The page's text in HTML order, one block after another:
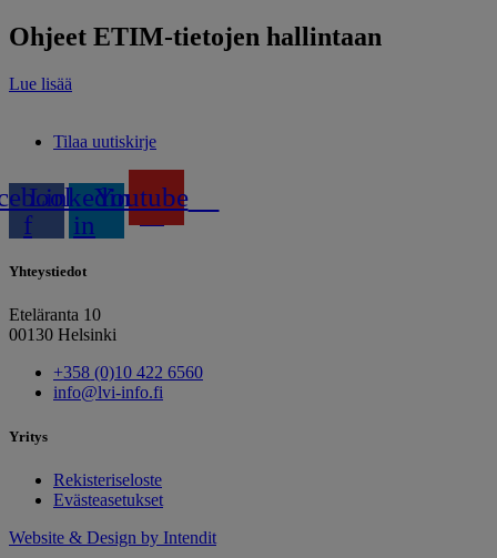
Ohjeet ETIM-tietojen hallintaan
Lue lisää
Tilaa uutiskirje
f
Linkedin-
in
Youtube
Yhteystiedot
Eteläranta 10
00130 Helsinki
+358 (0)10 422 6560
info@lvi-info.fi
Yritys
Rekisteriseloste
Evästeasetukset
Website & Design by Intendit